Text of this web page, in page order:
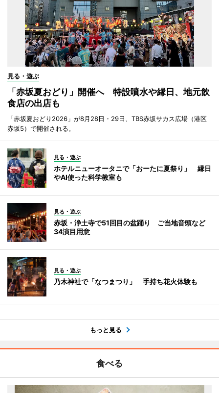
見る・遊ぶ
「赤坂夏おどり」開催へ 特設噴水や縁日、地元飲
食店の出店も
「赤坂夏おどり2026」が8月28日・29日、TBS赤坂サカス広場（港区
赤坂5）で開催される。
見る・遊ぶ
ホテルニューオータニで「おーたに夏祭り」 縁日
やAI使った科学教室も
見る・遊ぶ
赤坂・浄土寺で51回目の盆踊り ご当地音頭など
34演目用意
見る・遊ぶ
乃木神社で「なつまつり」 手持ち花火体験も
もっと見る
食べる